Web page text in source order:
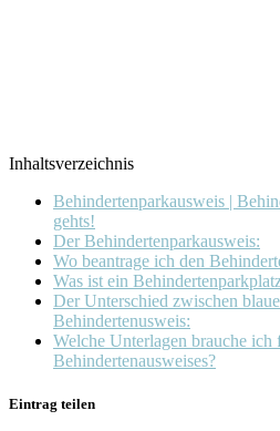
Inhaltsverzeichnis
Behindertenparkausweis |
gehts!
Der Behindertenparkausweis:
Wo beantrage ich den
Was ist ein
Der Unterschied zwischen
Behindertenusweis:
Welche Unterlagen brauche ich
Behindertenausweises?
Eintrag teilen